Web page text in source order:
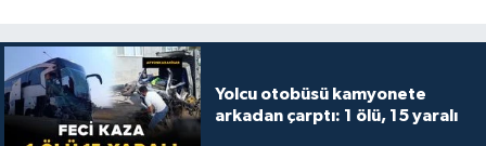
Yolcu otobüsü kamyonete
arkadan çarptı: 1 ölü, 15 yaralı